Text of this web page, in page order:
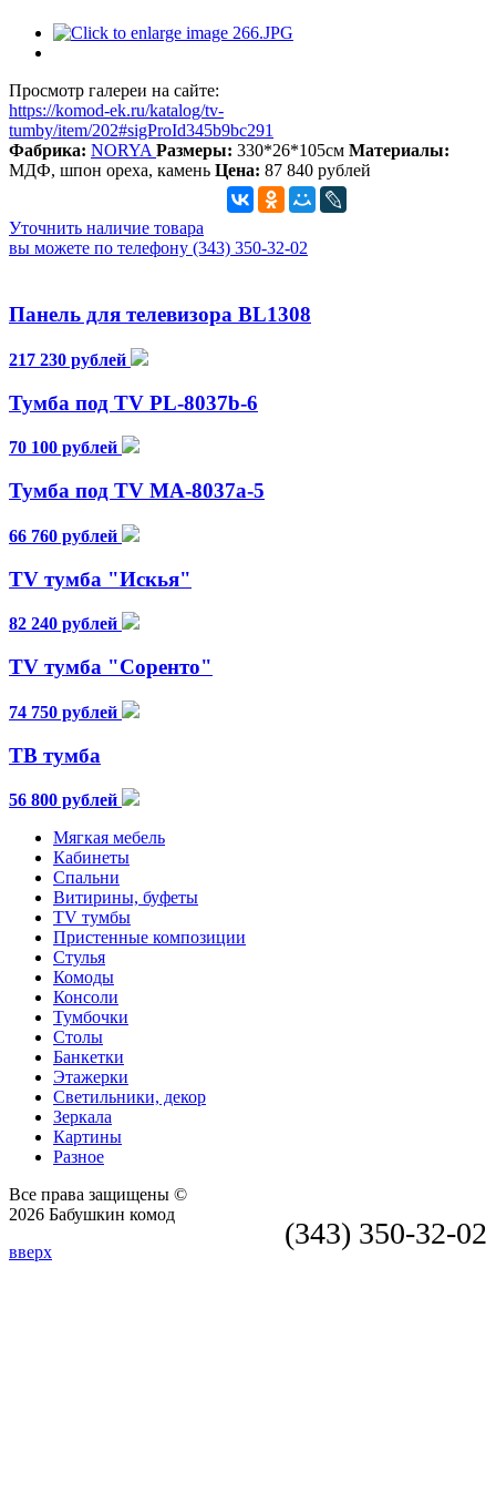
Просмотр галереи на сайте:
https://komod-ek.ru/katalog/tv-
tumby/item/202#sigProId345b9bc291
Фабрика: NORYA Размеры: 330*26*105см Материалы:
МДФ, шпон ореха, камень Цена: 87 840 рублей
Уточнить наличие товара
вы можете по телефону (343) 350-32-02
Панель для телевизора BL1308
217 230 рублей
Тумба под TV PL-8037b-6
70 100 рублей
Тумба под TV MA-8037a-5
66 760 рублей
TV тумба "Искья"
82 240 рублей
TV тумба "Соренто"
74 750 рублей
ТВ тумба
56 800 рублей
Мягкая мебель
Кабинеты
Спальни
Витирины, буфеты
TV тумбы
Пристенные композиции
Стулья
Комоды
Консоли
Тумбочки
Столы
Банкетки
Этажерки
Светильники, декор
Зеркала
Картины
Разное
(343) 350-32-02
Все права защищены ©
2026 Бабушкин комод
вверх